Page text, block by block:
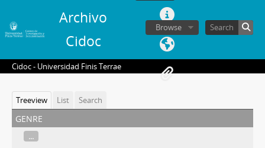
Archivo
Cidoc
Browse
Cidoc - Universidad Finis Terrae
Treeview List Search
genre
...